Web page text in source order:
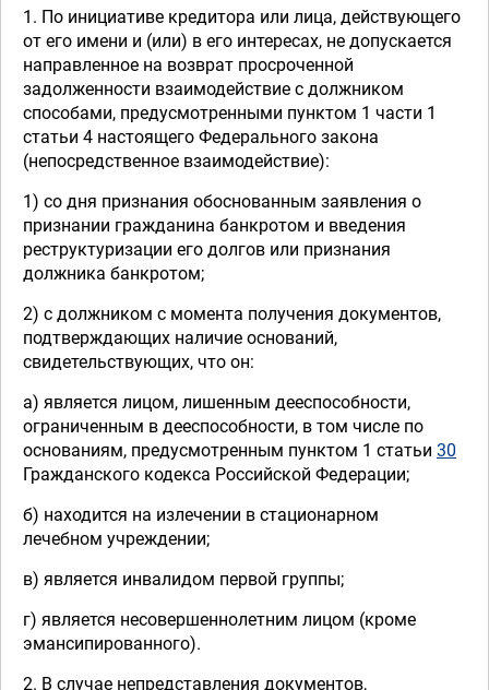
1. По инициативе кредитора или лица, действующего
от его имени и (или) в его интересах, не допускается
направленное на возврат просроченной
задолженности взаимодействие с должником
способами, предусмотренными пунктом 1 части 1
статьи 4 настоящего Федерального закона
(непосредственное взаимодействие):
1) со дня признания обоснованным заявления о
признании гражданина банкротом и введения
реструктуризации его долгов или признания
должника банкротом;
2) с должником с момента получения документов,
подтверждающих наличие оснований,
свидетельствующих, что он:
а) является лицом, лишенным дееспособности,
ограниченным в дееспособности, в том числе по
основаниям, предусмотренным пунктом 1 статьи 30
Гражданского кодекса Российской Федерации;
б) находится на излечении в стационарном
лечебном учреждении;
в) является инвалидом первой группы;
г) является несовершеннолетним лицом (кроме
эмансипированного).
2. В случае непредставления документов,